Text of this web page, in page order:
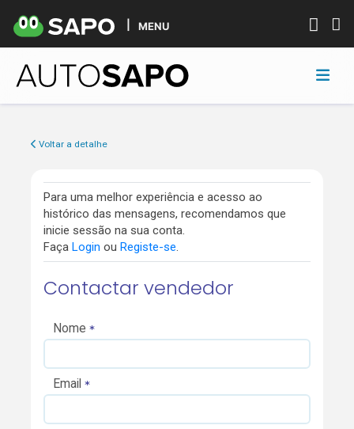
MENU
Voltar a detalhe
Para uma melhor experiência e acesso ao
histórico das mensagens, recomendamos que
inicie sessão na sua conta.
Faça Login ou Registe-se.
Contactar vendedor
Nome
Email